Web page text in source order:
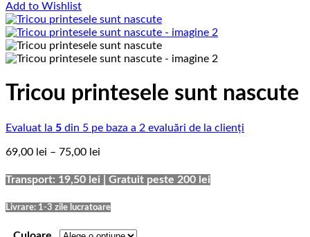
Add to Wishlist
Tricou printesele sunt nascute
Evaluat la 5 din 5 pe baza a 2 evaluări de la clienți
69,00 lei – 75,00 lei
prețuri:
până
75,00 lei
Transport: 19,50 lei | Gratuit peste 200 lei
Livrare: 1-3 zile lucratoare